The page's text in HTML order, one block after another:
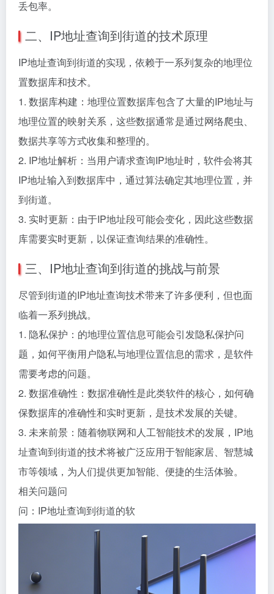
丢包率。
二、IP地址查询到街道的技术原理
IP地址查询到街道的实现，依赖于一系列复杂的地理位
置数据库和技术。
1. 数据库构建：地理位置数据库包含了大量的IP地址与
地理位置的映射关系，这些数据通常是通过网络爬虫、
数据共享等方式收集和整理的。
2. IP地址解析：当用户请求查询IP地址时，软件会将其
IP地址输入到数据库中，通过算法确定其地理位置，并
到街道。
3. 实时更新：由于IP地址段可能会变化，因此这些数据
库需要实时更新，以保证查询结果的准确性。
三、IP地址查询到街道的挑战与前景
尽管到街道的IP地址查询技术带来了许多便利，但也面
临着一系列挑战。
1. 隐私保护：的地理位置信息可能会引发隐私保护问
题，如何平衡用户隐私与地理位置信息的需求，是软件
需要考虑的问题。
2. 数据准确性：数据准确性是此类软件的核心，如何确
保数据库的准确性和实时更新，是技术发展的关键。
3. 未来前景：随着物联网和人工智能技术的发展，IP地
址查询到街道的技术将被广泛应用于智能家居、智慧城
市等领域，为人们提供更加智能、便捷的生活体验。
相关问题问
问：IP地址查询到街道的软